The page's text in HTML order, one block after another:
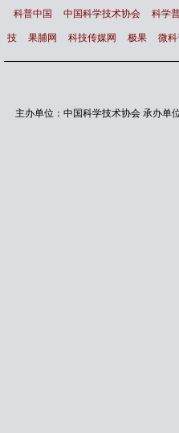
科普中国 中国科学技术协会 科学
技 果脯网 科技传媒网 极果 微科
主办单位：中国科学技术协会 承办单